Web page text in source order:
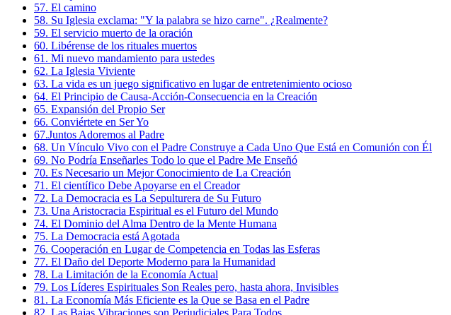
57. El camino
58. Su Iglesia exclama: "Y la palabra se hizo carne". ¿Realmente?
59. El servicio muerto de la oración
60. Libérense de los rituales muertos
61. Mi nuevo mandamiento para ustedes
62. La Iglesia Viviente
63. La vida es un juego significativo en lugar de entretenimiento ocioso
64. El Principio de Causa-Acción-Consecuencia en la Creación
65. Expansión del Propio Ser
66. Conviértete en Ser Yo
67.Juntos Adoremos al Padre
68. Un Vínculo Vivo con el Padre Construye a Cada Uno Que Está en Comunión con Él
69. No Podría Enseñarles Todo lo que el Padre Me Enseñó
70. Es Necesario un Mejor Conocimiento de La Creación
71. El científico Debe Apoyarse en el Creador
72. La Democracia es La Sepulturera de Su Futuro
73. Una Aristocracia Espiritual es el Futuro del Mundo
74. El Dominio del Alma Dentro de la Mente Humana
75. La Democracia está Agotada
76. Cooperación en Lugar de Competencia en Todas las Esferas
77. El Daño del Deporte Moderno para la Humanidad
78. La Limitación de la Economía Actual
79. Los Líderes Espirituales Son Reales pero, hasta ahora, Invisibles
81. La Economía Más Eficiente es la Que se Basa en el Padre
82. Las Bajas Vibraciones son Perjudiciales Para Todos